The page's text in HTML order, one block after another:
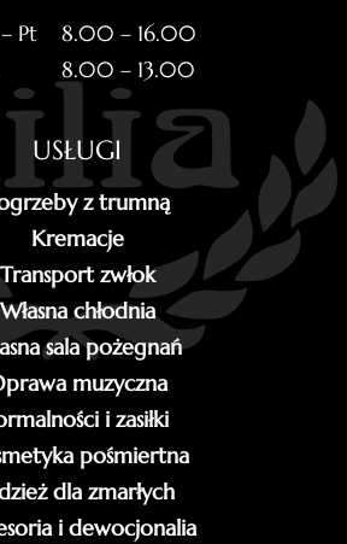
– Pt 8.00 – 16.00
8.00 – 13.00
USŁUGI
z trumną
Kremacje
Transport zwłok
Własna chłodnia
sala pożegnań
muzyczna
i zasiłki
pośmiertna
dla zmarłych
i dewocjonalia